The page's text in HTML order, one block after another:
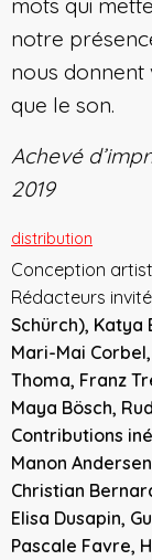
notre
nous donnent
que le son.
Achevé
2019
distribution
Conception
Rédacteurs
Schürch), Katya
Mari-Mai
Thoma, Franz
Maya Bösch,
Contributions
Manon
Christian
Elisa Dusapin,
Pascale Favre,